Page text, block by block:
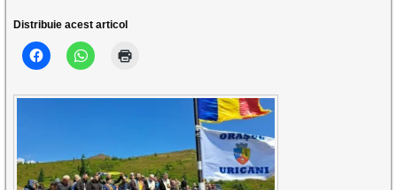
Distribuie acest articol